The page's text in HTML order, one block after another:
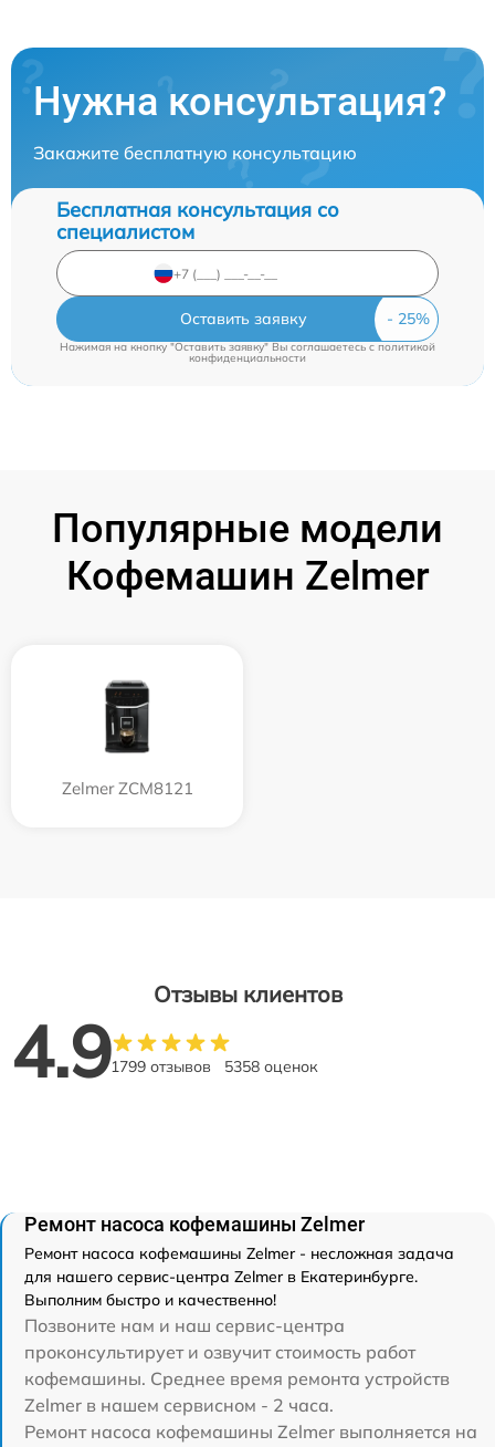
Нужна консультация?
Закажите бесплатную консультацию
Бесплатная консультация со
специалистом
Оставить заявку
Нажимая на кнопку "Оставить заявку" Вы соглашаетесь c политикой
конфиденциальности
Популярные модели
Кофемашин Zelmer
Zelmer ZCM8121
Отзывы клиентов
4.91799 отзывов 5358 оценок
Ремонт насоса кофемашины Zelmer
Ремонт насоса кофемашины Zelmer - несложная задача
для нашего сервис-центра Zelmer в Екатеринбурге.
Выполним быстро и качественно!
Позвоните нам и наш сервис-центра
проконсультирует и озвучит стоимость работ
кофемашины. Среднее время ремонта устройств
Zelmer в нашем сервисном - 2 часа.
Ремонт насоса кофемашины Zelmer выполняется на